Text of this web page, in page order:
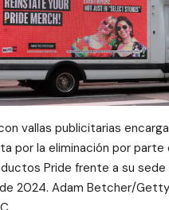
vallas publicitarias
por la eliminación por
Pride frente a su sede
2024. Adam Betcher/